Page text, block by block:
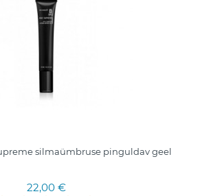
silmaümbruse pinguldav geel
22,00 €